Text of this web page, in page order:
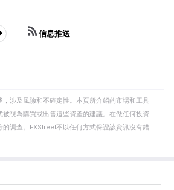
信息推送
，涉及風險和不確定性。本頁所介紹的市場和工具
視為購買或出售這些資產的建議。在做任何投資
的調查。FXStreet不以任何方式保證該資訊沒有錯
廣告商的官方政策或立場。作者不對本頁連結的